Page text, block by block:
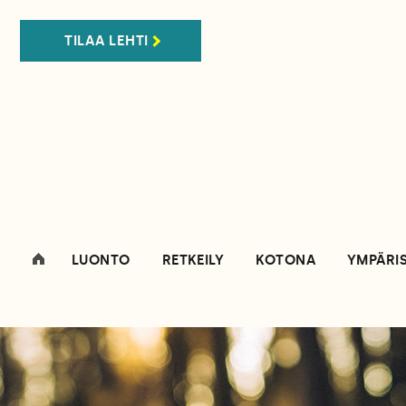
TILAA LEHTI
LUONTO RETKEILY KOTONA